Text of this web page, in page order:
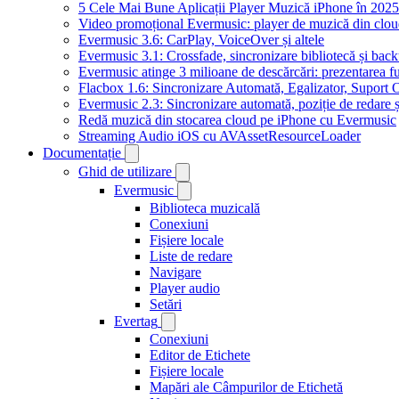
5 Cele Mai Bune Aplicații Player Muzică iPhone în 2025
Video promoțional Evermusic: player de muzică din
Evermusic 3.6: CarPlay, VoiceOver și altele
Evermusic 3.1: Crossfade, sincronizare bibliotecă și
Evermusic atinge 3 milioane de descărcări: prezentarea
Flacbox 1.6: Sincronizare Automată, Egalizator, Suport
Evermusic 2.3: Sincronizare automată, poziție de redare
Redă muzică din stocarea cloud pe iPhone cu Evermusic
Streaming Audio iOS cu AVAssetResourceLoader
Documentație
Ghid de utilizare
Evermusic
Biblioteca muzicală
Conexiuni
Fișiere locale
Liste de redare
Navigare
Player audio
Setări
Evertag
Conexiuni
Editor de Etichete
Fișiere locale
Mapări ale Câmpurilor de Etichetă